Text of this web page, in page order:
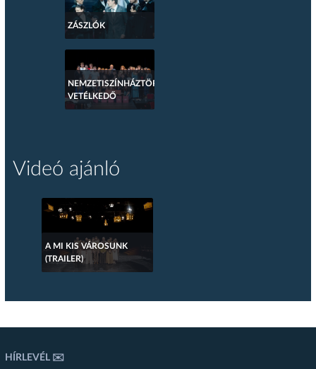
ZÁSZLÓK
NEMZETISZÍNHÁZTÖRTÉNETI
VETÉLKEDŐ
Videó ajánló
A MI KIS VÁROSUNK
(TRAILER)
HÍRLEVÉL ✉️